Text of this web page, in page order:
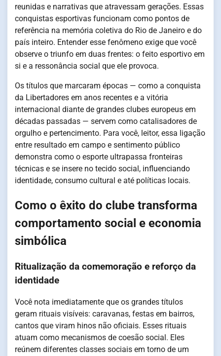
reunidas e narrativas que atravessam gerações. Essas
conquistas esportivas funcionam como pontos de
referência na memória coletiva do Rio de Janeiro e do
país inteiro. Entender esse fenômeno exige que você
observe o triunfo em duas frentes: o feito esportivo em
si e a ressonância social que ele provoca.
Os títulos que marcaram épocas — como a conquista
da Libertadores em anos recentes e a vitória
internacional diante de grandes clubes europeus em
décadas passadas — servem como catalisadores de
orgulho e pertencimento. Para você, leitor, essa ligação
entre resultado em campo e sentimento público
demonstra como o esporte ultrapassa fronteiras
técnicas e se insere no tecido social, influenciando
identidade, consumo cultural e até políticas locais.
Como o êxito do clube transforma
comportamento social e economia
simbólica
Ritualização da comemoração e reforço da
identidade
Você nota imediatamente que os grandes títulos
geram rituais visíveis: caravanas, festas em bairros,
cantos que viram hinos não oficiais. Esses rituais
atuam como mecanismos de coesão social. Eles
reúnem diferentes classes sociais em torno de um